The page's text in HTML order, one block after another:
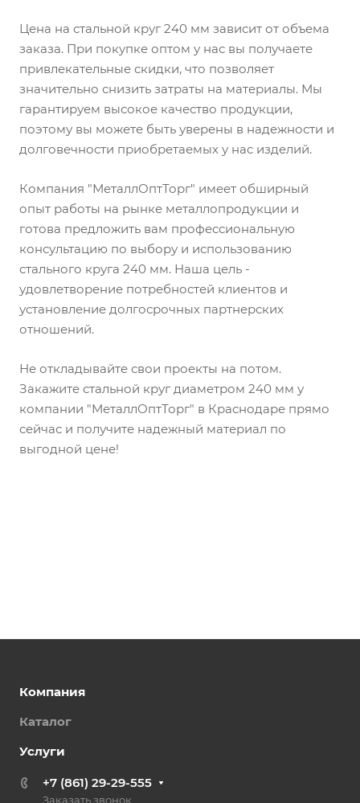
Цена на стальной круг 240 мм зависит от объема
заказа. При покупке оптом у нас вы получаете
привлекательные скидки, что позволяет
значительно снизить затраты на материалы. Мы
гарантируем высокое качество продукции,
поэтому вы можете быть уверены в надежности и
долговечности приобретаемых у нас изделий.
Компания "МеталлОптТорг" имеет обширный
опыт работы на рынке металлопродукции и
готова предложить вам профессиональную
консультацию по выбору и использованию
стального круга 240 мм. Наша цель -
удовлетворение потребностей клиентов и
установление долгосрочных партнерских
отношений.
Не откладывайте свои проекты на потом.
Закажите стальной круг диаметром 240 мм у
компании "МеталлОптТорг" в Краснодаре прямо
сейчас и получите надежный материал по
выгодной цене!
Компания
Каталог
Услуги
+7 (861) 29-29-555
Заказать звонок